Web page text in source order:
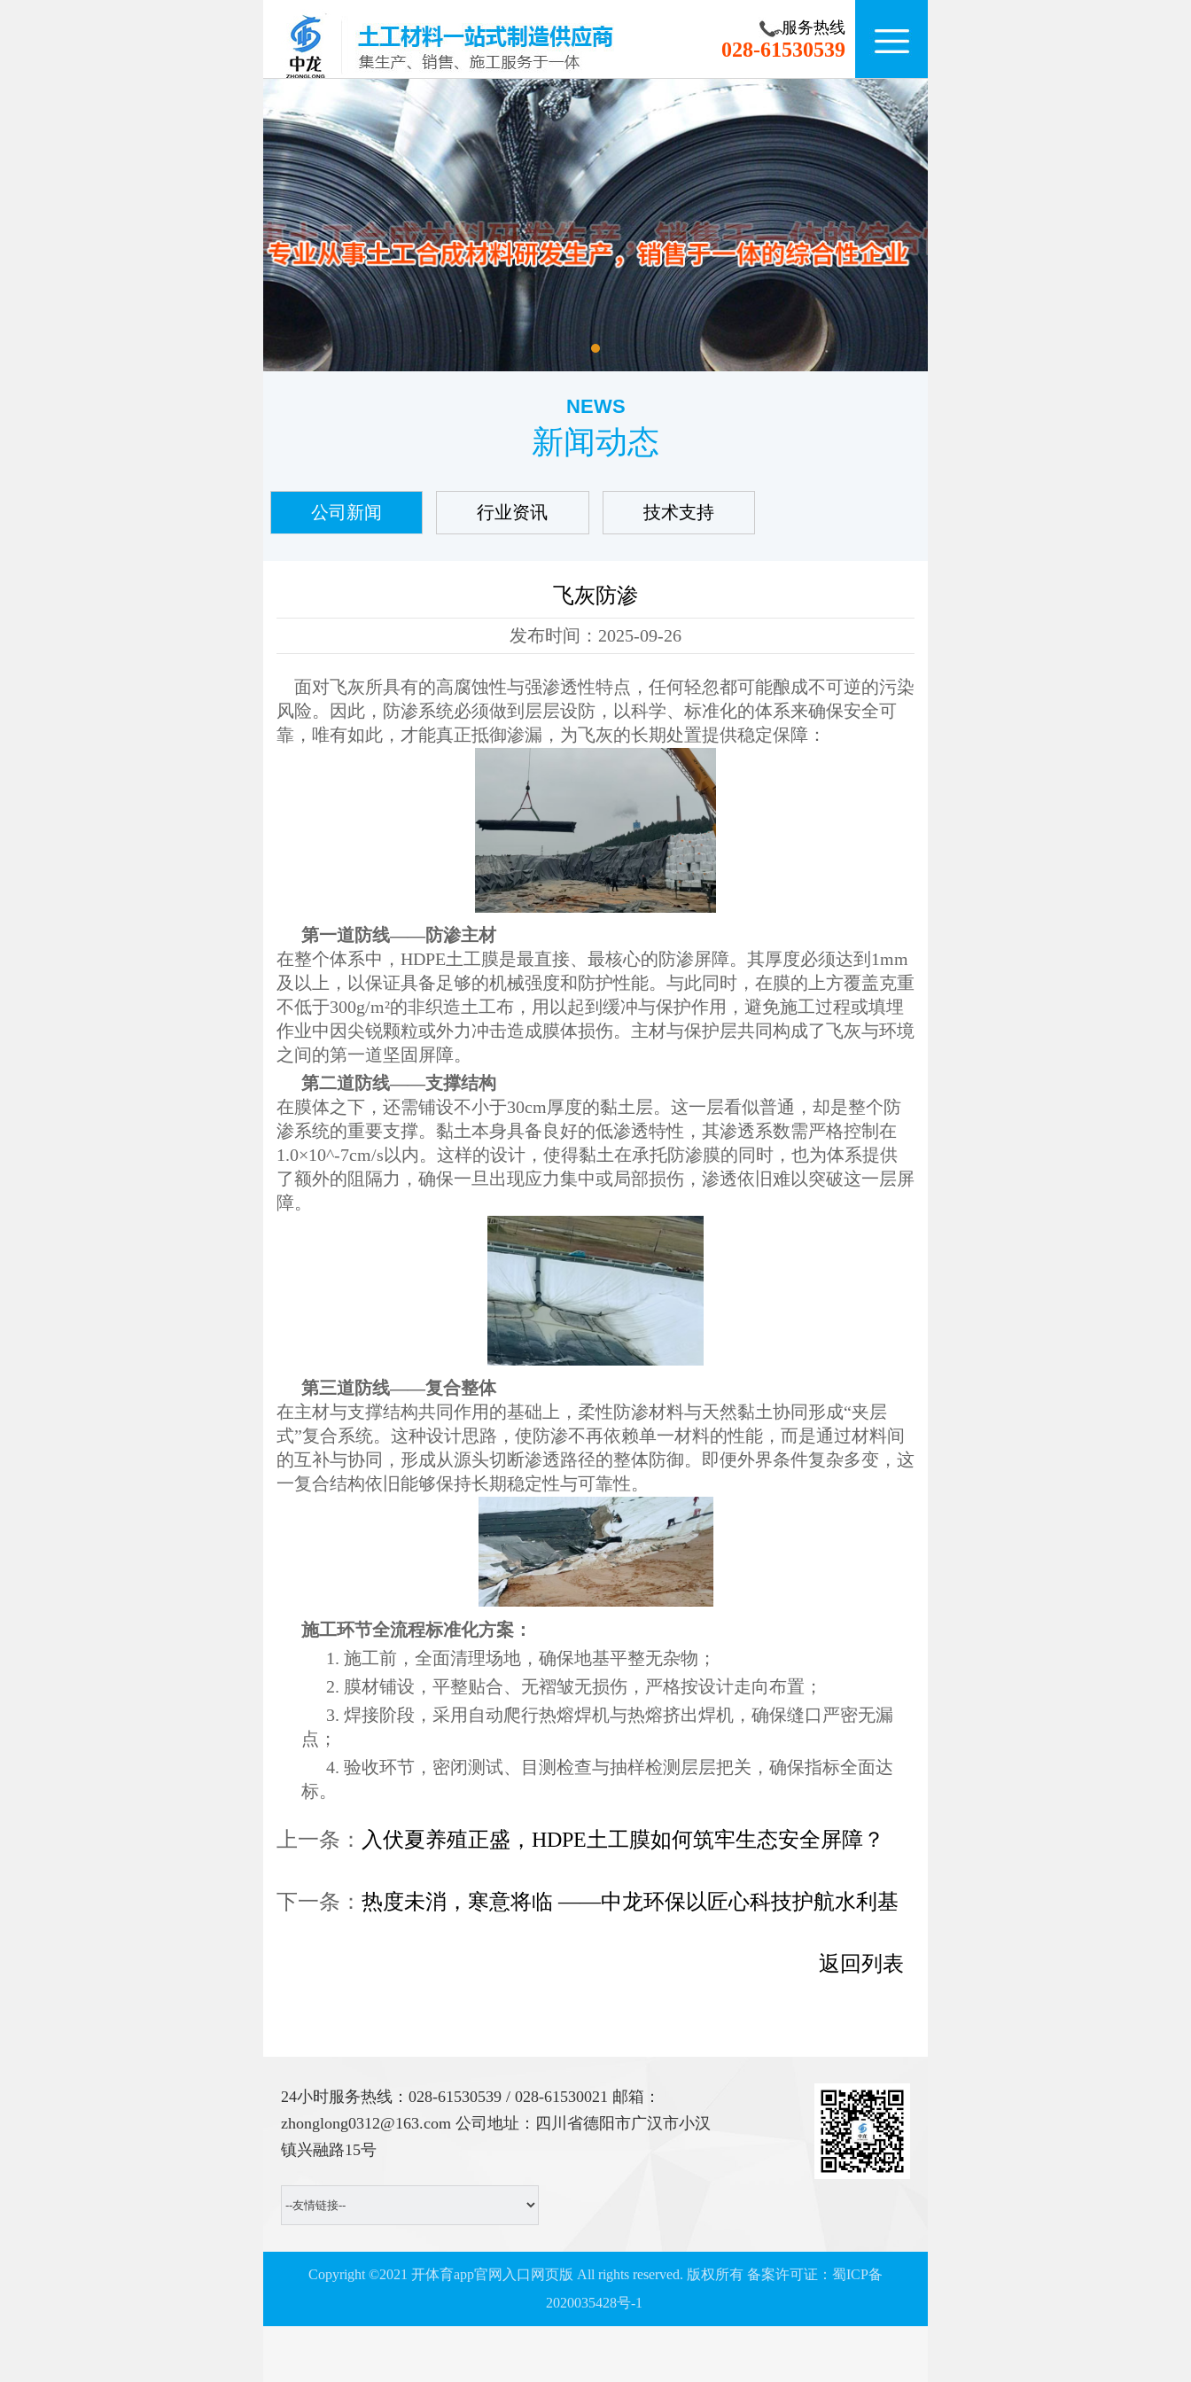
服务热线
028-61530539
NEWS
新闻动态
公司新闻 行业资讯 技术支持
飞灰防渗
发布时间：2025-09-26
面对飞灰所具有的高腐蚀性与强渗透性特点，任何轻忽都可能酿成不可逆的污染
风险。因此，防渗系统必须做到层层设防，以科学、标准化的体系来确保安全可
靠，唯有如此，才能真正抵御渗漏，为飞灰的长期处置提供稳定保障：
第一道防线——防渗主材
在整个体系中，HDPE土工膜是最直接、最核心的防渗屏障。其厚度必须达到1mm
及以上，以保证具备足够的机械强度和防护性能。与此同时，在膜的上方覆盖克重
不低于300g/m²的非织造土工布，用以起到缓冲与保护作用，避免施工过程或填埋
作业中因尖锐颗粒或外力冲击造成膜体损伤。主材与保护层共同构成了飞灰与环境
之间的第一道坚固屏障。
第二道防线——支撑结构
在膜体之下，还需铺设不小于30cm厚度的黏土层。这一层看似普通，却是整个防
渗系统的重要支撑。黏土本身具备良好的低渗透特性，其渗透系数需严格控制在
1.0×10^-7cm/s以内。这样的设计，使得黏土在承托防渗膜的同时，也为体系提供
了额外的阻隔力，确保一旦出现应力集中或局部损伤，渗透依旧难以突破这一层屏
障。
第三道防线——复合整体
在主材与支撑结构共同作用的基础上，柔性防渗材料与天然黏土协同形成“夹层
式”复合系统。这种设计思路，使防渗不再依赖单一材料的性能，而是通过材料间
的互补与协同，形成从源头切断渗透路径的整体防御。即便外界条件复杂多变，这
一复合结构依旧能够保持长期稳定性与可靠性。
施工环节全流程标准化方案：
1. 施工前，全面清理场地，确保地基平整无杂物；
2. 膜材铺设，平整贴合、无褶皱无损伤，严格按设计走向布置；
3. 焊接阶段，采用自动爬行热熔焊机与热熔挤出焊机，确保缝口严密无漏
点；
4. 验收环节，密闭测试、目测检查与抽样检测层层把关，确保指标全面达
标。
上一条： 入伏夏养殖正盛，HDPE土工膜如何筑牢生态安全屏障？
下一条： 热度未消，寒意将临 ——中龙环保以匠心科技护航水利基
返回列表
24小时服务热线：028-61530539 / 028-61530021 邮箱：
zhonglong0312@163.com 公司地址：四川省德阳市广汉市小汉
镇兴融路15号
Copyright ©2021 开体育app官网入口网页版 All rights reserved. 版权所有 备案许可证：蜀ICP备
2020035428号-1